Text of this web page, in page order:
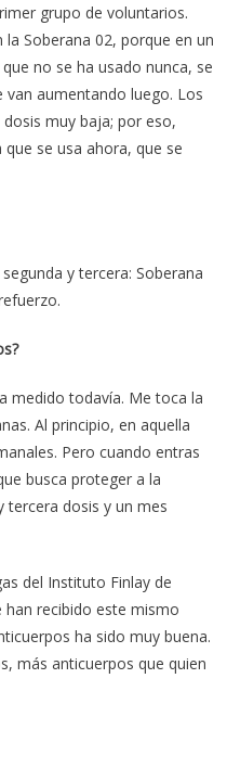
grupo de voluntarios.
Soberana 02, porque en un
no se ha usado nunca, se
aumentando luego. Los
muy baja; por eso,
se usa ahora, que se
y tercera: Soberana
medido todavía. Me toca la
Al principio, en aquella
Pero cuando entras
busca proteger a la
tercera dosis y un mes
del Instituto Finlay de
recibido este mismo
ha sido muy buena.
más anticuerpos que quien